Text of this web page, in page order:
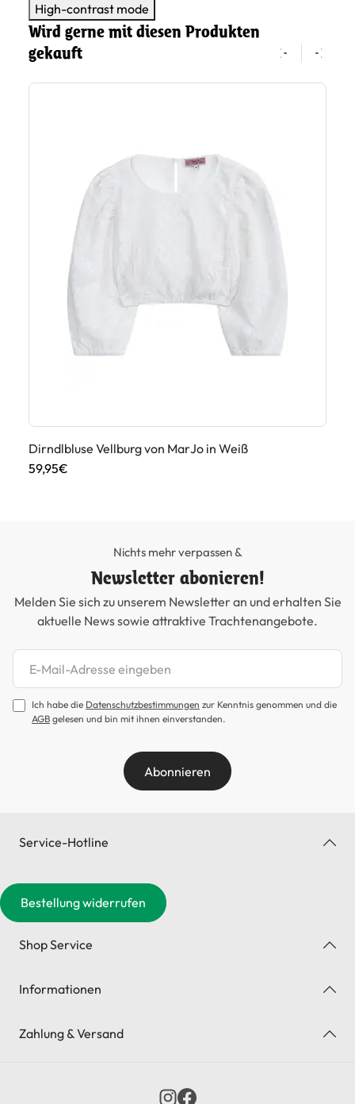
High-contrast mode
Wird gerne mit diesen Produkten
gekauft
Dirndlbluse Vellburg von MarJo in Weiß
59,95€
Nichts mehr verpassen &
Newsletter abonieren!
Melden Sie sich zu unserem Newsletter an und erhalten Sie
aktuelle News sowie attraktive Trachtenangebote.
Newsletter abonnieren
Ich habe die Datenschutzbestimmungen zur Kenntnis genommen und die
AGB gelesen und bin mit ihnen einverstanden.
Abonnieren
Service-Hotline
Bestellung widerrufen
Shop Service
Informationen
Zahlung & Versand